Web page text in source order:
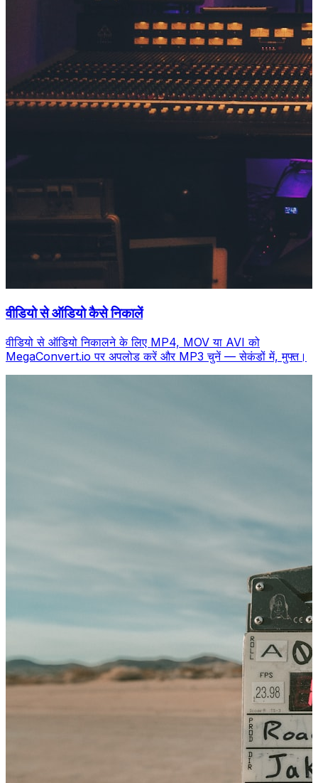
वीडियो से ऑडियो कैसे निकालें
वीडियो से ऑडियो निकालने के लिए MP4, MOV या AVI को
MegaConvert.io पर अपलोड करें और MP3 चुनें — सेकंडों में, मुफ्त।